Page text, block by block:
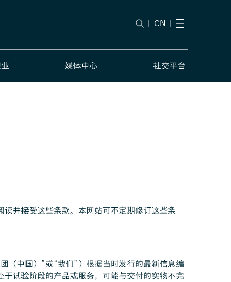
| CN |
媒体中心 社交平台
并接受这些条款。本网站可不定期修订这些条
（中国）”或“我们”）根据当时发行的最新信息编
试验阶段的产品或服务，可能与交付的实物不完